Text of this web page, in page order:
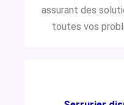
assurant des
toutes vos